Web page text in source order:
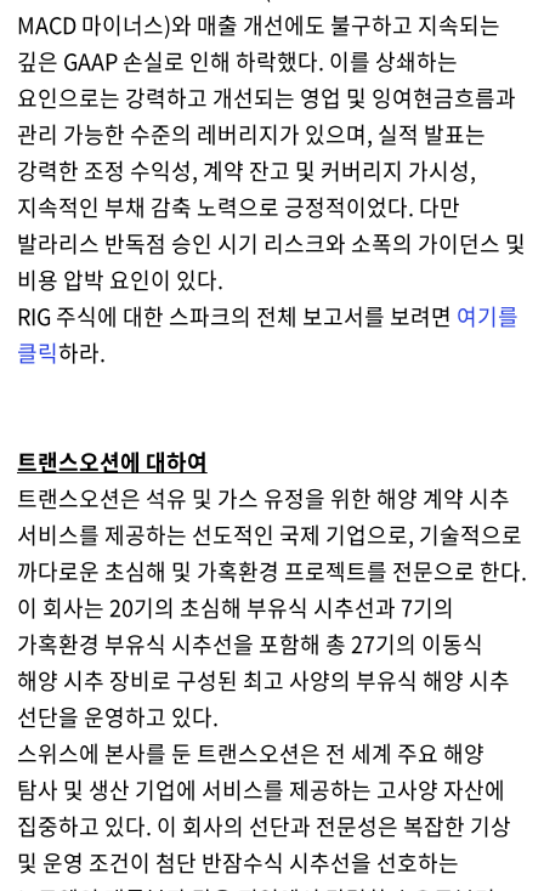
MACD 마이너스)와 매출 개선에도 불구하고 지속되는
깊은 GAAP 손실로 인해 하락했다. 이를 상쇄하는
요인으로는 강력하고 개선되는 영업 및 잉여현금흐름과
관리 가능한 수준의 레버리지가 있으며, 실적 발표는
강력한 조정 수익성, 계약 잔고 및 커버리지 가시성,
지속적인 부채 감축 노력으로 긍정적이었다. 다만
발라리스 반독점 승인 시기 리스크와 소폭의 가이던스 및
비용 압박 요인이 있다.
RIG 주식에 대한 스파크의 전체 보고서를 보려면 여기를
클릭하라.
트랜스오션에 대하여
트랜스오션은 석유 및 가스 유정을 위한 해양 계약 시추
서비스를 제공하는 선도적인 국제 기업으로, 기술적으로
까다로운 초심해 및 가혹환경 프로젝트를 전문으로 한다.
이 회사는 20기의 초심해 부유식 시추선과 7기의
가혹환경 부유식 시추선을 포함해 총 27기의 이동식
해양 시추 장비로 구성된 최고 사양의 부유식 해양 시추
선단을 운영하고 있다.
스위스에 본사를 둔 트랜스오션은 전 세계 주요 해양
탐사 및 생산 기업에 서비스를 제공하는 고사양 자산에
집중하고 있다. 이 회사의 선단과 전문성은 복잡한 기상
및 운영 조건이 첨단 반잠수식 시추선을 선호하는